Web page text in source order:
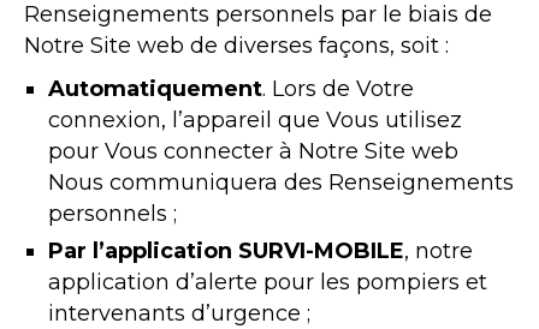
Renseignements personnels par le biais de
Notre Site web de diverses façons, soit :
Automatiquement. Lors de Votre
connexion, l’appareil que Vous utilisez
pour Vous connecter à Notre Site web
Nous communiquera des Renseignements
personnels ;
Par l’application SURVI-MOBILE, notre
application d’alerte pour les pompiers et
intervenants d’urgence ;